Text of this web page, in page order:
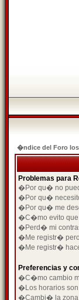
�ndice del Foro
Problemas para
�Por qu� no
�Por qu�
�Por qu� me
�C�mo evito que
�Perd� mi
�Me registr�
�Me registr�
Preferencias y
�C�mo cambio
�Los horarios son
�Cambi� la zona